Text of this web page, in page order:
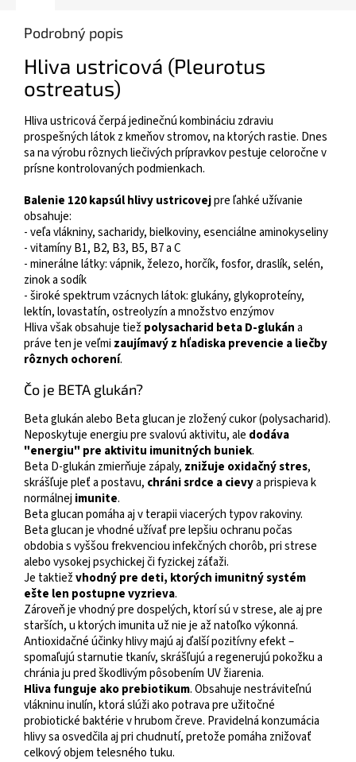
Podrobný popis
Hliva ustricová (Pleurotus
ostreatus)
Hliva ustricová čerpá jedinečnú kombináciu zdraviu
prospešných látok z kmeňov stromov, na ktorých rastie. Dnes
sa na výrobu rôznych liečivých prípravkov pestuje celoročne v
prísne kontrolovaných podmienkach.
Balenie 120 kapsúl hlivy ustricovejpre ľahké užívanie
obsahuje:
- veľa vlákniny, sacharidy, bielkoviny, esenciálne aminokyseliny
- vitamíny B1, B2, B3, B5, B7 a C
- minerálne látky: vápnik, železo, horčík, fosfor, draslík, selén,
zinok a sodík
- široké spektrum vzácnych látok: glukány, glykoproteíny,
lektín, lovastatín, ostreolyzín a množstvo enzýmov
Hliva však obsahuje tiež polysacharid beta D-glukána
práve ten je veľmi zaujímavý z hľadiska prevencie a liečby
rôznych ochorení.
Čo je BETA glukán?
Beta glukán alebo Beta glucan je zložený cukor (polysacharid).
Neposkytuje energiu pre svalovú aktivitu, ale dodáva
"energiu" pre aktivitu imunitných buniek.
Beta D-glukán zmierňuje zápaly, znižuje oxidačný stres,
skrášľuje pleť a postavu, chráni srdce a cievya prispieva k
normálnej imunite.
Beta glucan pomáha aj v terapii viacerých typov rakoviny.
Beta glucan je vhodné užívať pre lepšiu ochranu počas
obdobia s vyššou frekvenciou infekčných chorôb, pri strese
alebo vysokej psychickej či fyzickej záťaži.
Je taktiežvhodný pre deti, ktorých imunitný systém
ešte len postupne vyzrieva.
Zároveň je vhodný pre dospelých, ktorí sú v strese, ale aj pre
starších, u ktorých imunita už nie je až natoľko výkonná.
Antioxidačné účinky hlivy majú aj ďalší pozitívny efekt –
spomaľujú starnutie tkanív, skrášľujú a regenerujú pokožku a
chránia ju pred škodlivým pôsobením UV žiarenia.
Hliva funguje ako prebiotikum. Obsahuje nestráviteľnú
vlákninu inulín, ktorá slúži ako potrava pre užitočné
probiotické baktérie v hrubom čreve. Pravidelná konzumácia
hlivy sa osvedčila aj pri chudnutí, pretože pomáha znižovať
celkový objem telesného tuku.